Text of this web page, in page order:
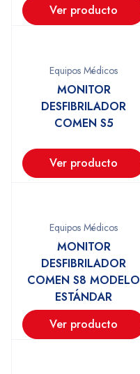
Ver producto
Equipos Médicos
MONITOR
DESFIBRILADOR
COMEN S5
Ver producto
Equipos Médicos
MONITOR
DESFIBRILADOR
COMEN S8 MODELO
ESTÁNDAR
Ver producto